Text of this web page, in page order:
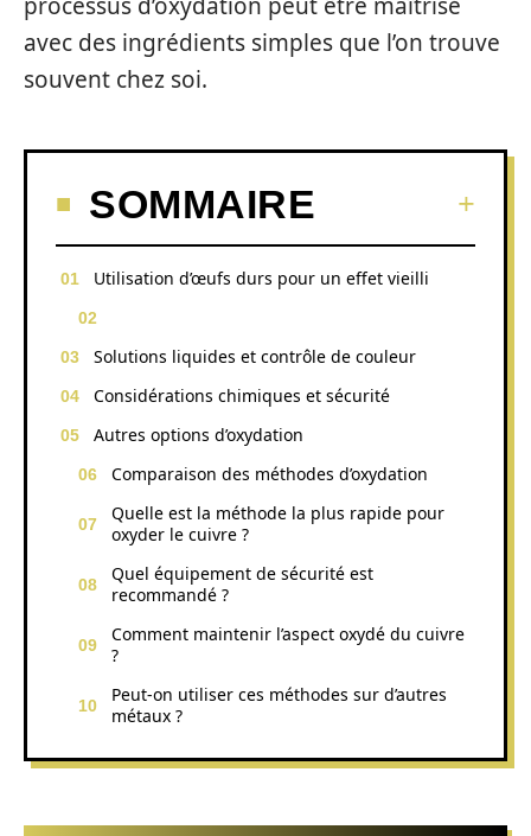
avec des ingrédients simples que l’on trouve
souvent chez soi.
SOMMAIRE
Utilisation d’œufs durs pour un effet vieilli
Solutions liquides et contrôle de couleur
Considérations chimiques et sécurité
Autres options d’oxydation
Comparaison des méthodes d’oxydation
Quelle est la méthode la plus rapide pour
oxyder le cuivre ?
Quel équipement de sécurité est
recommandé ?
Comment maintenir l’aspect oxydé du cuivre
?
Peut-on utiliser ces méthodes sur d’autres
métaux ?